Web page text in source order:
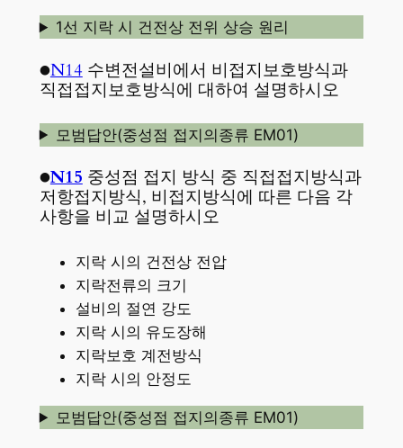
1선 지락 시 건전상 전위 상승 원리
●N14 수변전설비에서 비접지보호방식과
직접접지보호방식에 대하여 설명하시오
모범답안(중성점 접지의종류 EM01)
●N15중성점 접지 방식 중 직접접지방식과
저항접지방식, 비접지방식에 따른 다음 각
사항을 비교 설명하시오
지락 시의 건전상 전압
지락전류의 크기
설비의 절연 강도
지락 시의 유도장해
지락보호 계전방식
지락 시의 안정도
모범답안(중성점 접지의종류 EM01)